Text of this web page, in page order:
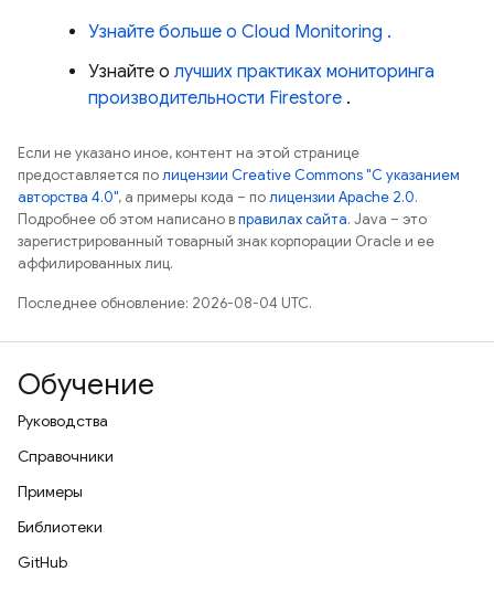
Узнайте больше о Cloud Monitoring .
Узнайте о лучших практиках мониторинга
производительности Firestore .
Если не указано иное, контент на этой странице
предоставляется полицензии Creative Commons "С указанием
авторства 4.0", а примеры кода – полицензии Apache 2.0.
Подробнее об этом написано вправилах сайта. Java – это
зарегистрированный товарный знак корпорации Oracle и ее
аффилированных лиц.
Последнее обновление: 2026-08-04 UTC.
Обучение
Руководства
Справочники
Примеры
Библиотеки
GitHub